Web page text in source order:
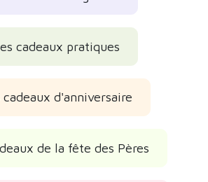
cadeaux pratiques
cadeaux d'anniversaire
de la fête des Pères